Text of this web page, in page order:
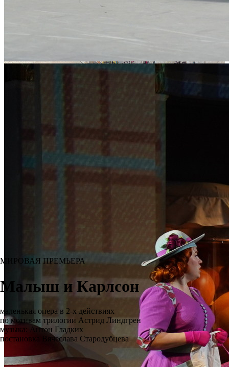
МИРОВАЯ ПРЕМЬЕРА
Малыш и Карлсон
маленькая опера в 2-х действиях
по мотивам трилогии Астрид Линдгрен
музыка: Антон Гладких
постановка Вячеслава Стародубцева